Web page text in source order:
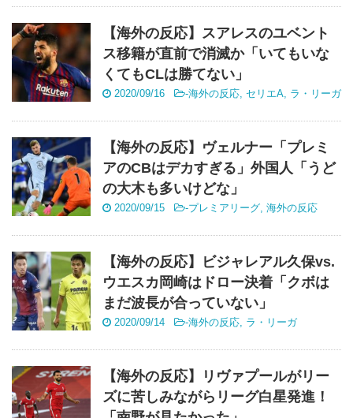
【海外の反応】スアレスのユベント
ス移籍が直前で消滅か「いてもいな
くてもCLは勝てない」
2020/09/16 -海外の反応, セリエA, ラ・リーガ
【海外の反応】ヴェルナー「プレミ
アのCBはデカすぎる」外国人「うど
の大木も多いけどな」
2020/09/15 -プレミアリーグ, 海外の反応
【海外の反応】ビジャレアル久保vs.
ウエスカ岡崎はドロー決着「クボは
まだ波長が合っていない」
2020/09/14 -海外の反応, ラ・リーガ
【海外の反応】リヴァプールがリー
ズに苦しみながらリーグ白星発進！